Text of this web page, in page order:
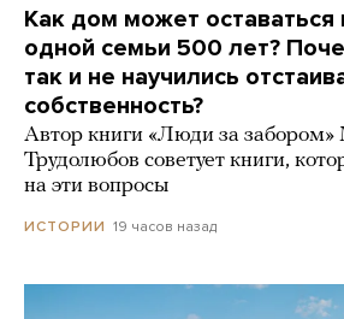
Как дом может оставаться
одной семьи 500 лет?
так и не научились
собственность?
Автор книги «Люди за
Трудолюбов советует книги,
на эти вопросы
ИСТОРИИ 19 часов назад